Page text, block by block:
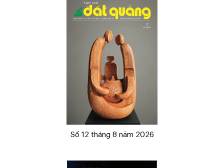
Số 12 tháng 8 năm 2026